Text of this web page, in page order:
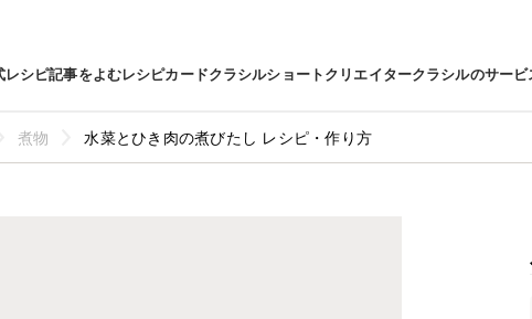
レシピ記事をよむレシピカードクラシルショートクリエイタークラシルのサービ
煮物 水菜とひき肉の煮びたし レシピ・作り方